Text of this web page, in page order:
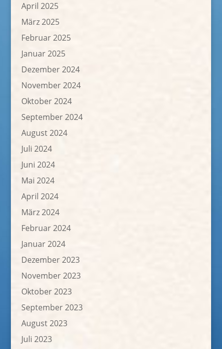
April 2025
März 2025
Februar 2025
Januar 2025
Dezember 2024
November 2024
Oktober 2024
September 2024
August 2024
Juli 2024
Juni 2024
Mai 2024
April 2024
März 2024
Februar 2024
Januar 2024
Dezember 2023
November 2023
Oktober 2023
September 2023
August 2023
Juli 2023